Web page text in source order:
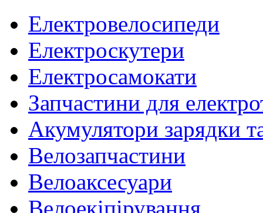
Електровелосипеди
Електроскутери
Електросамокати
Запчастини для
Акумулятори зарядки
Велозапчастини
Велоаксесуари
Велоекіпірування